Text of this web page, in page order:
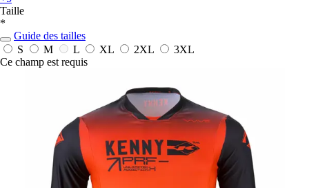
Taille
*
Guide des tailles
S
M L XL 2XL
3XL
Ce champ est requis